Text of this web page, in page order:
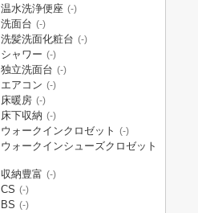
温水洗浄便座 (-)
洗面台 (-)
洗髪洗面化粧台 (-)
シャワー (-)
独立洗面台 (-)
エアコン (-)
床暖房 (-)
床下収納 (-)
ウォークインクロゼット (-)
ウォークインシューズクロゼット
収納豊富 (-)
CS (-)
BS (-)